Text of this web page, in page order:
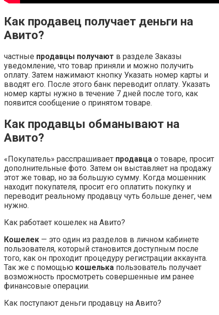
Как продавец получает деньги на
Авито?
частные продавцы получают в разделе Заказы
уведомление, что товар приняли и можно получить
оплату. Затем нажимают кнопку Указать номер карты и
вводят его. После этого банк переводит оплату. Указать
номер карты нужно в течение 7 дней после того, как
появится сообщение о принятом товаре.
Как продавцы обманывают на
Авито?
«Покупатель» расспрашивает продавца о товаре, просит
дополнительные фото. Затем он выставляет на продажу
этот же товар, но за большую сумму. Когда мошенник
находит покупателя, просит его оплатить покупку и
переводит реальному продавцу чуть больше денег, чем
нужно.
Как работает кошелек на Авито?
Кошелек — это один из разделов в личном кабинете
пользователя, который становится доступным после
того, как он проходит процедуру регистрации аккаунта.
Так же с помощью кошелька пользователь получает
возможность просмотреть совершенные им ранее
финансовые операции.
Как поступают деньги продавцу на Авито?